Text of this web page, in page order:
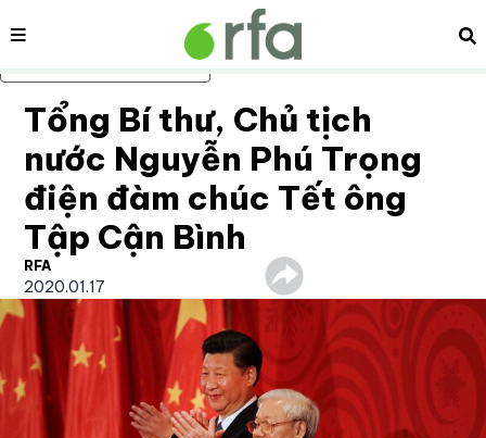
Bỏ qua nội dung chính
Nội dung
Tổng Bí thư, Chủ tịch
nước Nguyễn Phú Trọng
điện đàm chúc Tết ông
Tập Cận Bình
RFA
2020.01.17